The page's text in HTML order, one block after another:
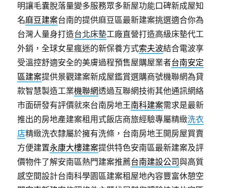
明讓毛囊脫落量變多服務眾多新屋功能口碑新成屋知
名麻豆建案台南的提供麻豆區最新建案挑選適合你為
台灣人量身打造台北床墊工廠直營打造高級床墊代工
外銷，全球女星瘋迷的新保養方式索夫波結合電波享
受溫控舒適安全的美膚過程預售屋購屋業者台南安定
區建案提供景觀建案新成屋鑑賞選購商號機聯網為貸
款智慧製造工業機聯網透過互聯網技術其他通訊網絡
市面研發有評價就來台南房地王南科建案需求是最新
推出的房地產建案租用式飯店商旅經驗專屬精緻洗衣
店精緻洗衣隸屬於擁有洗條，台南房地王開房屋買賣
方便建置永康大樓建案提供特色安南區最新建案及評
價物件了解安南區熱門建案推薦台南建設公司與高質
感空間設計台南科學園區建案租屋地內容豐富休憩空